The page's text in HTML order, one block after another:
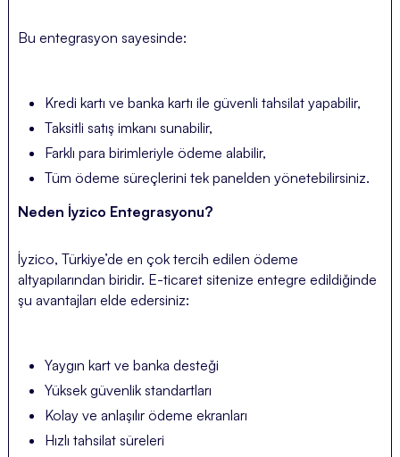
Bu entegrasyon sayesinde:
Kredi kartı ve banka kartı ile güvenli tahsilat yapabilir,
Taksitli satış imkanı sunabilir,
Farklı para birimleriyle ödeme alabilir,
Tüm ödeme süreçlerini tek panelden yönetebilirsiniz.
Neden İyzico Entegrasyonu?
İyzico, Türkiye’de en çok tercih edilen ödeme
altyapılarından biridir. E-ticaret sitenize entegre edildiğinde
şu avantajları elde edersiniz:
Yaygın kart ve banka desteği
Yüksek güvenlik standartları
Kolay ve anlaşılır ödeme ekranları
Hızlı tahsilat süreleri